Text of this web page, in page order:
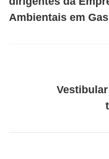
Ambientais em